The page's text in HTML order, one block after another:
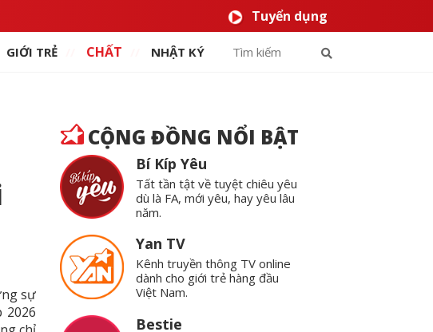
Tuyển dụng
GIỚI TRẺ CHẤT NHẬT KÝ
sự
2026
CỘNG ĐỒNG NỔI BẬT
Bí Kíp Yêu
Tất tần tật về tuyệt chiêu yêu
dù là FA, mới yêu, hay yêu lâu
năm.
Yan TV
Kênh truyền thông TV online
dành cho giới trẻ hàng đầu
Việt Nam.
Bestie